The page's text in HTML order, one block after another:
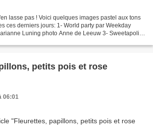
lasse pas ! Voici quelques images pastel aux tons
ces derniers jours: 1- World party par Weekday
Luning photo Anne de Leeuw 3- Sweetapolita
petits pois et rose
06:01